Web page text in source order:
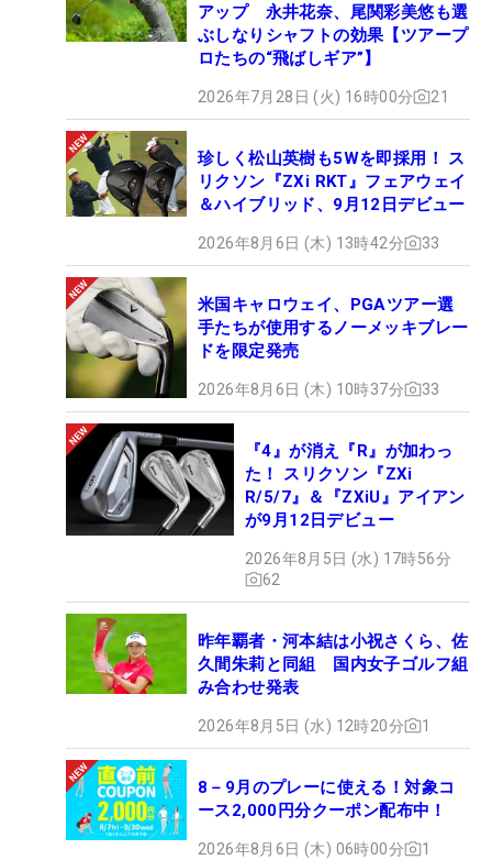
アップ 永井花奈、尾関彩美悠も選
ぶしなりシャフトの効果【ツアープ
ロたちの“飛ばしギア”】
2026年7月28日 (火) 16時00分 21
珍しく松山英樹も5Wを即採用！ ス
リクソン『ZXi RKT』フェアウェイ
＆ハイブリッド、9月12日デビュー
2026年8月6日 (木) 13時42分 33
米国キャロウェイ、PGAツアー選
手たちが使用するノーメッキブレー
ドを限定発売
2026年8月6日 (木) 10時37分 33
『4』が消え『R』が加わっ
た！ スリクソン『ZXi
R/5/7』＆『ZXiU』アイアン
が9月12日デビュー
2026年8月5日 (水) 17時56分
62
昨年覇者・河本結は小祝さくら、佐
久間朱莉と同組 国内女子ゴルフ組
み合わせ発表
2026年8月5日 (水) 12時20分 1
8－9月のプレーに使える！対象コ
ース2,000円分クーポン配布中！
2026年8月6日 (木) 06時00分 1